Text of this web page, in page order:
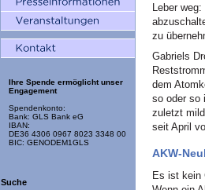
Ihre Spende ermöglicht unser
Engagement
Spendenkonto:
Bank: GLS Bank eG
IBAN:
DE36 4306 0967 8023 3348 00
BIC: GENODEM1GLS
Suche
Leber
zu
Gabriels
dem
so oder so
zuletzt
seit April
AKW-
Es ist kein